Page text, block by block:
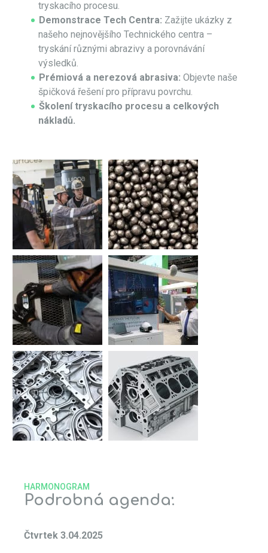
tryskacího procesu.
Demonstrace Tech Centra: Zažijte ukázky z
našeho nejnovějšího Technického centra –
tryskání různými abrazivy a porovnávání
výsledků.
Prémiová a nerezová abrasiva: Objevte naše
špičková řešení pro přípravu povrchu.
Školení tryskacího procesu a celkových
nákladů.
Podrobná agenda:
HARMONOGRAM
Čtvrtek 3.04.2025